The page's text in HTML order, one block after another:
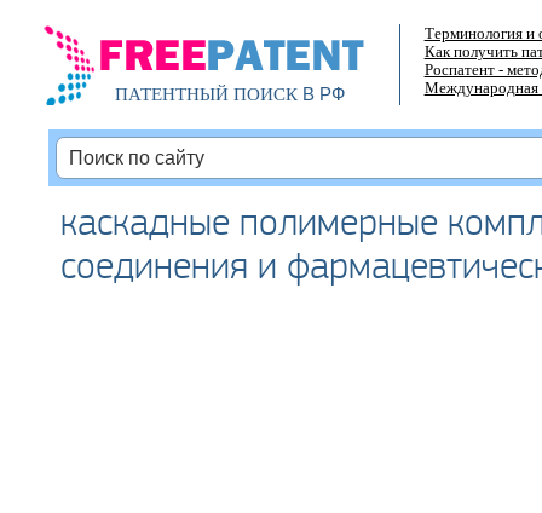
ПАТЕНТНЫЙ ПОИСКВ РФ
Терминология и
Как получить
Роспатент -
Международная
каскадные полимерные
соединения и